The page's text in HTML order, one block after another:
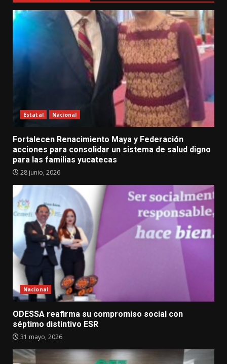
Estatal Nacional
Fortalecen Renacimiento Maya y Federación
acciones para consolidar un sistema de salud digno
para las familias yucatecas
28 junio, 2026
Nacional
ODESSA reafirma su compromiso social con
séptimo distintivo ESR
31 mayo, 2026